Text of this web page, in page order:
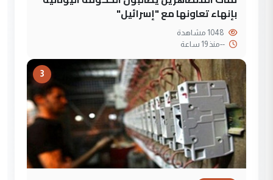
بإنهاء تعاونها مع "إسرائيل"
--منذ 19 ساعة
3